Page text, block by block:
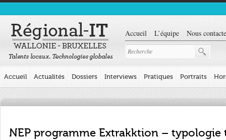
Accueil L’équipe Nous
Accueil Actualités Dossiers Interviews Pratiques Portraits
NEP programme Extrakktion –